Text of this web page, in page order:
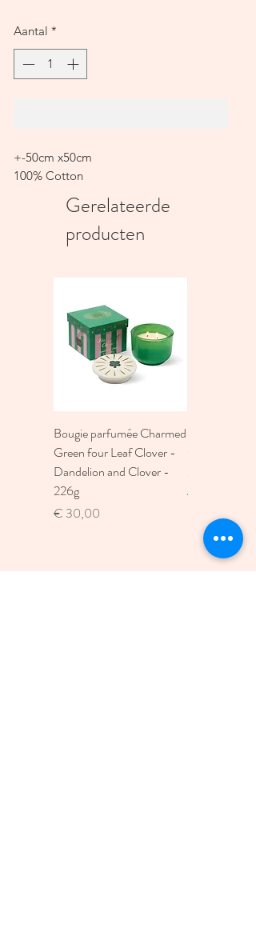
Aantal *
+-50cm x50cm
100% Cotton
Gerelateerde
producten
Bougie parfumée Charmed
Green four Leaf Clover -
Dandelion and Clover -
226g
Prijs
€ 30,00
Moon
Prijs
€ 30,00